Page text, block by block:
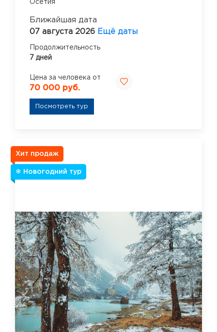
Осетия
Ближайшая дата
07 августа 2026 Ещё даты
Продолжительность
7 дней
Цена за человека от
70 000 руб.
Посмотреть тур
Хит продаж
❄ Новогодний тур